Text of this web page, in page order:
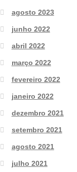
agosto 2023
junho 2022
abril 2022
março 2022
fevereiro 2022
janeiro 2022
dezembro 2021
setembro 2021
agosto 2021
julho 2021